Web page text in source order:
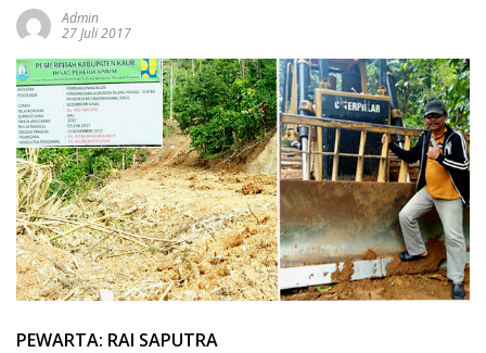
Admin
27 Juli 2017
PEWARTA: RAI SAPUTRA